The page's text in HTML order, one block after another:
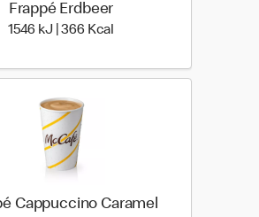
Frappé Erdbeer
1546 kJ | 366 Kcal
Cappuccino Caramel